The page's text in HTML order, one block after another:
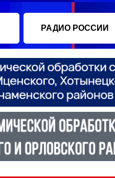
РАДИО РОССИИ